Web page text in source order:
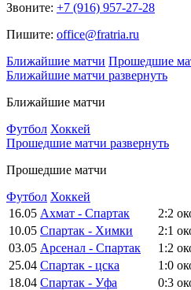
Звоните: +7 (916) 957-27-28
Пишите: office@fratria.ru
Ближайшие матчи Прошедшие
Ближайшие матчи развернуть
Ближайшие матчи
Футбол Хоккей
Прошедшие матчи развернуть
Прошедшие матчи
Футбол Хоккей
16.05 Ахмат - Спартак 2:2
10.05 Спартак - Химки 2:1
03.05 Арсенал - Спартак 1:2
25.04 Спартак - цска 1:0
18.04 Спартак - Уфа 0:3